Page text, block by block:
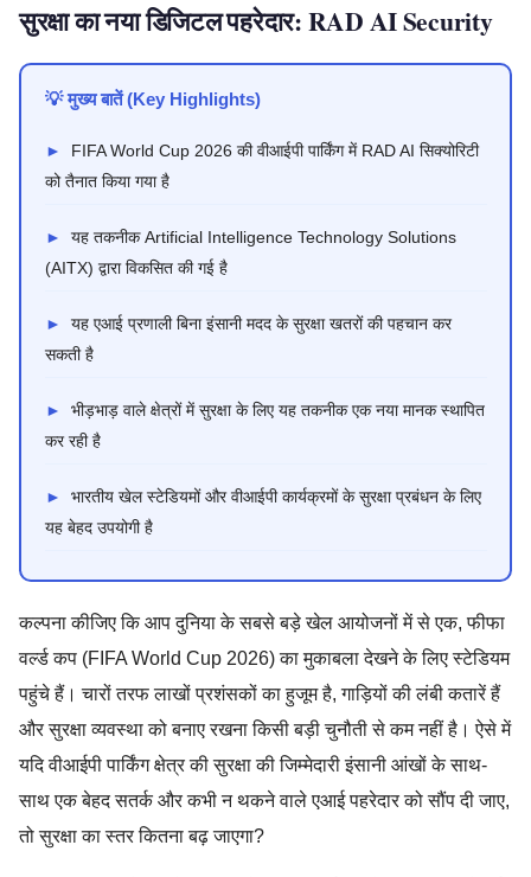
सुरक्षा का नया डिजिटल पहरेदार: RAD AI Security
💡 मुख्य बातें (Key Highlights)
►
FIFA World Cup 2026 की वीआईपी पार्किंग में RAD AI सिक्योरिटी
को तैनात किया गया है
►
यह तकनीक Artificial Intelligence Technology Solutions
(AITX) द्वारा विकसित की गई है
►
यह एआई प्रणाली बिना इंसानी मदद के सुरक्षा खतरों की पहचान कर
सकती है
►
भीड़भाड़ वाले क्षेत्रों में सुरक्षा के लिए यह तकनीक एक नया मानक स्थापित
कर रही है
►
भारतीय खेल स्टेडियमों और वीआईपी कार्यक्रमों के सुरक्षा प्रबंधन के लिए
यह बेहद उपयोगी है
कल्पना कीजिए कि आप दुनिया के सबसे बड़े खेल आयोजनों में से एक, फीफा
वर्ल्ड कप (FIFA World Cup 2026) का मुकाबला देखने के लिए स्टेडियम
पहुंचे हैं। चारों तरफ लाखों प्रशंसकों का हुजूम है, गाड़ियों की लंबी कतारें हैं
और सुरक्षा व्यवस्था को बनाए रखना किसी बड़ी चुनौती से कम नहीं है। ऐसे में
यदि वीआईपी पार्किंग क्षेत्र की सुरक्षा की जिम्मेदारी इंसानी आंखों के साथ-
साथ एक बेहद सतर्क और कभी न थकने वाले एआई पहरेदार को सौंप दी जाए,
तो सुरक्षा का स्तर कितना बढ़ जाएगा?